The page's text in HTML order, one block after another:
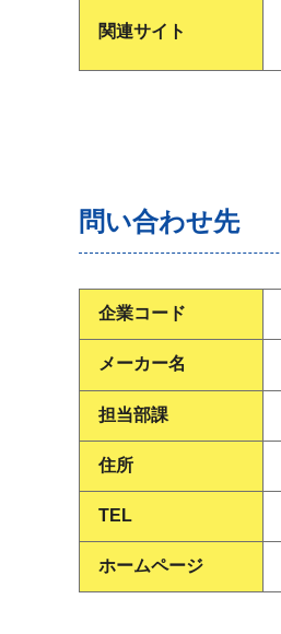
関連サイト
問い合わせ先
企業コード
メーカー名
担当部課
住所
TEL
ホームページ